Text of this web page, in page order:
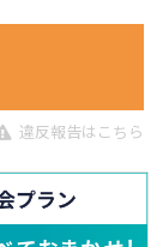
違反報告はこちら